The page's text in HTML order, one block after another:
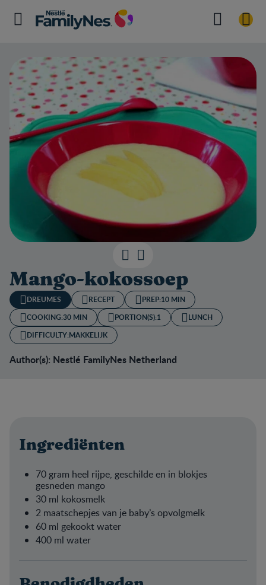
Mango-kokossoep
DREUMES RECEPT PREP:10 MIN
COOKING:30 MIN PORTION(S):1
LUNCH
DIFFICULTY:MAKKELIJK
Author(s): Nestlé FamilyNes Netherland
Ingrediënten
70 gram heel rijpe, geschilde en in blokjes
gesneden mango
30 ml kokosmelk
2 maatschepjes van je baby’s opvolgmelk
60 ml gekookt water
400 ml water